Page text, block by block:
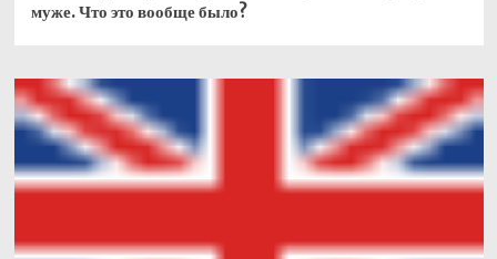
муже. Что это вообще было?